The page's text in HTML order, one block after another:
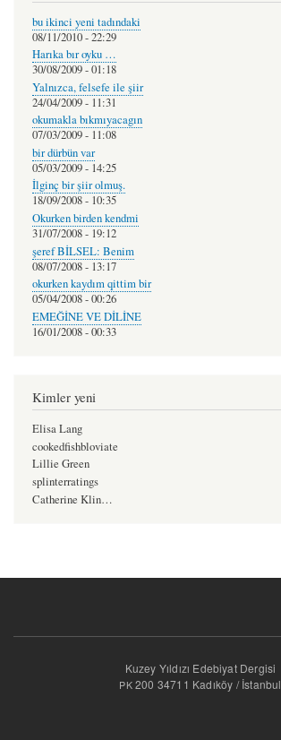
bu ikinci yeni tadındaki
08/11/2010 - 22:29
Harıka bır oyku …
30/08/2009 - 01:18
Yalnızca, felsefe ile şiir
24/04/2009 - 11:31
okumakla bıkmıyacagın
07/03/2009 - 11:08
bir dürbün var
05/03/2009 - 14:25
İlginç bir şiir olmuş.
18/09/2008 - 10:35
Okurken birden kendmi
31/07/2008 - 19:12
şeref BİLSEL: Benim
08/07/2008 - 13:17
okurken kaydım qittim bir
05/04/2008 - 00:26
EMEĞİNE VE DİLİNE
16/01/2008 - 00:33
Kimler yeni
Elisa Lang
cookedfishbloviate
Lillie Green
splinterratings
Catherine Klin…
Kuzey Yıldızı Edebiyat Dergisi
PK200 34711 Kadıköy / İstanbul